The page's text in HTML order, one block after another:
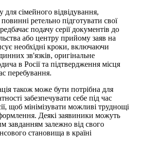
сімейного відвідування,
ретельно підготувати свої
подачу серії документів до
або центру прийому заяв на
необхідні кроки, включаючи
зв'язків, оригінальне
в Росії та підтвердження місця
перебування.
також може бути потрібна для
забезпечувати себе під час
щоб мінімізувати можливі труднощі
Деякі заявиники можуть
завданням залежно від свого
становища в країні